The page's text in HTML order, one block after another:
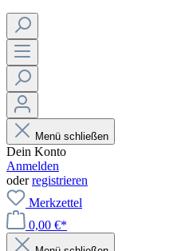
Menü schließen
Dein Konto
Anmelden
oderregistrieren
Merkzettel
0,00 €*